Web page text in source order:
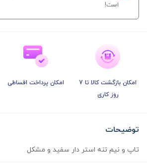
است!
امکان بازگشت کالا تا 7
روز کاری
امکان پرداخت اقساطی
توضیحات
تاپ و نیم تنه استر دار سفید و مشکل